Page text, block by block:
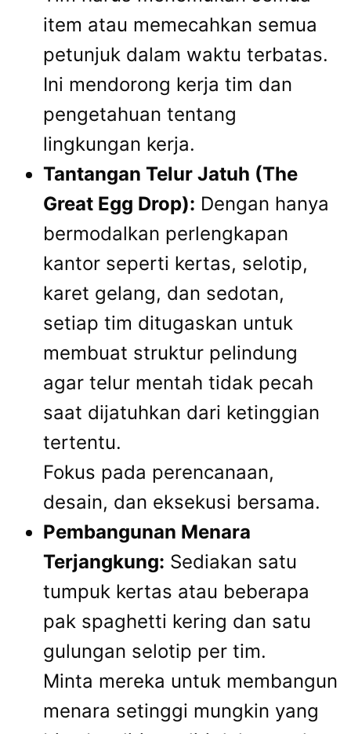
item atau memecahkan semua
petunjuk dalam waktu terbatas.
Ini mendorong kerja tim dan
pengetahuan tentang
lingkungan kerja.
Tantangan Telur Jatuh (The
Great Egg Drop): Dengan hanya
bermodalkan perlengkapan
kantor seperti kertas, selotip,
karet gelang, dan sedotan,
setiap tim ditugaskan untuk
membuat struktur pelindung
agar telur mentah tidak pecah
saat dijatuhkan dari ketinggian
tertentu.
Fokus pada perencanaan,
desain, dan eksekusi bersama.
Pembangunan Menara
Terjangkung: Sediakan satu
tumpuk kertas atau beberapa
pak spaghetti kering dan satu
gulungan selotip per tim.
Minta mereka untuk membangun
menara setinggi mungkin yang